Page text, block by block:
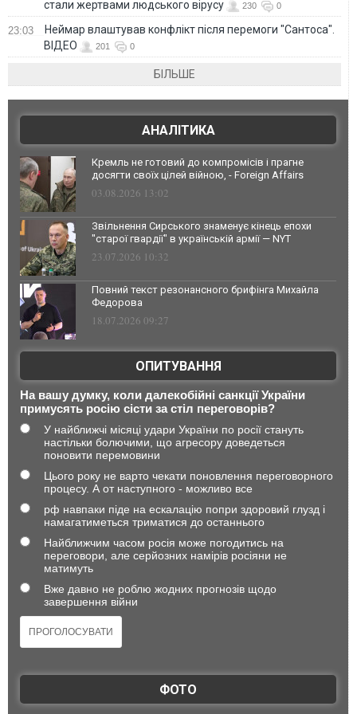
стали жертвами людського вірусу 230 0
23:03
Неймар влаштував конфлікт після перемоги "Сантоса".
ВІДЕО
201 0
БІЛЬШЕ
АНАЛІТИКА
Кремль не готовий до компромісів і прагне
досягти своїх цілей війною, - Foreign Affairs
03.08.2026 13:02
Звільнення Сирського знаменує кінець епохи
"старої гвардії" в українській армії — NYT
23.07.2026 10:32
Повний текст резонансного брифінга Михайла
Федорова
18.07.2026 09:27
ОПИТУВАННЯ
На вашу думку, коли далекобійні санкції України
примусять росію сісти за стіл переговорів?
У найближчі місяці удари України по росії стануть
настільки болючими, що агресору доведеться
поновити перемовини
Цього року не варто чекати поновлення переговорного
процесу. А от наступного - можливо все
рф навпаки піде на ескалацію попри здоровий глузд і
намагатиметься триматися до останнього
Найближчим часом росія може погодитись на
переговори, але серйозних намірів росіяни не
матимуть
Вже давно не роблю жодних прогнозів щодо
завершення війни
ФОТО